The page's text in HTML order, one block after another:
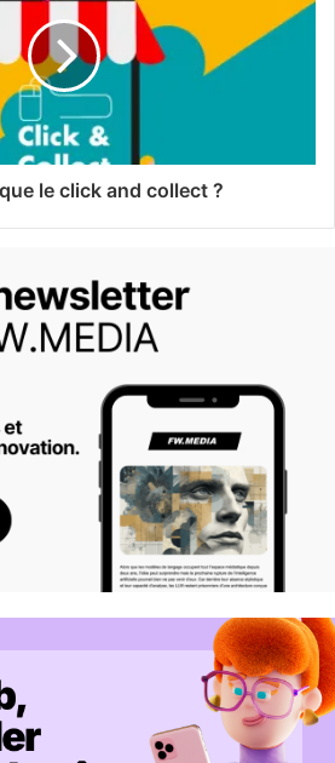
le click and collect ?